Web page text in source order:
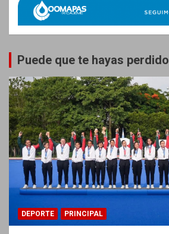
Puede que te hayas perdido
DEPORTE PRINCIPAL